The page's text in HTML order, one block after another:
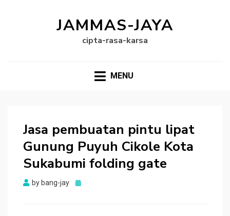
JAMMAS-JAYA
cipta-rasa-karsa
MENU
Jasa pembuatan pintu lipat
Gunung Puyuh Cikole Kota
Sukabumi folding gate
by bang-jay
Posted